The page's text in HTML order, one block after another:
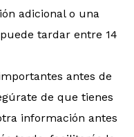
adicional o una
tardar entre 14
antes de
de que tienes
información antes